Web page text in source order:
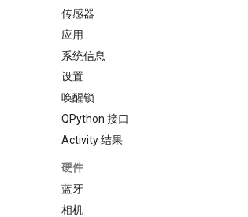
传感器
应用
系统信息
设置
唤醒锁
QPython 接口
Activity 结果
硬件
蓝牙
相机